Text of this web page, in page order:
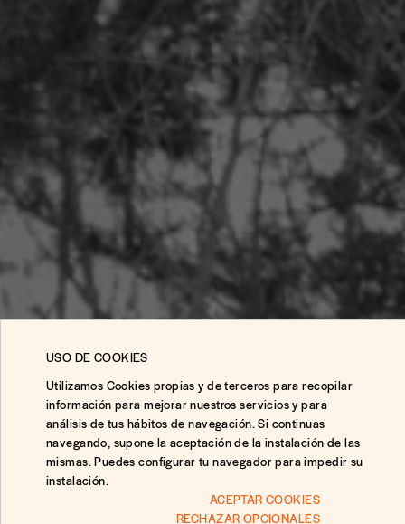
USO DE COOKIES
Utilizamos Cookies propias y de terceros para recopilar
información para mejorar nuestros servicios y para
análisis de tus hábitos de navegación. Si continuas
navegando, supone la aceptación de la instalación de las
mismas. Puedes configurar tu navegador para impedir su
instalación.
ACEPTAR COOKIES
RECHAZAR OPCIONALES